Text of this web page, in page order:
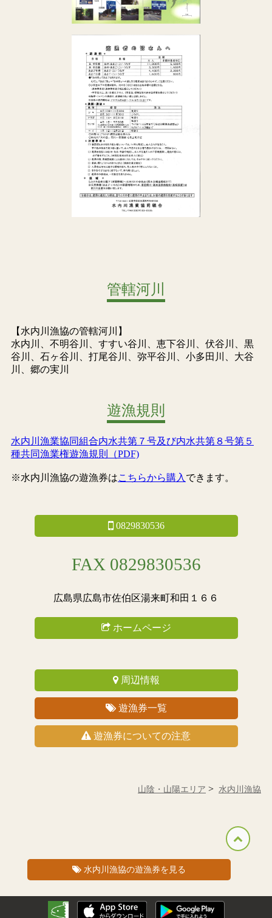
管轄河川
【水内川漁協の管轄河川】
水内川、不明谷川、すすい谷川、恵下谷川、伏谷川、黒
谷川、石ヶ谷川、打尾谷川、弥平谷川、小多田川、大谷
川、郷の実川
遊漁規則
水内川漁業協同組合内水共第７号及び内水共第８号第５
種共同漁業権遊漁規則（PDF)
※水内川漁協の遊漁券はこちらから購入 できます。
0829830536
FAX 0829830536
広島県広島市佐伯区湯来町和田１６６
ホームページ
周辺情報
遊漁券一覧
遊漁券についての注意
水内川漁協の遊漁券を見る
山陰・山陽エリア 水内川漁協